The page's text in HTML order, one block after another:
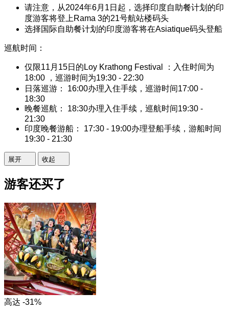
请注意，从2024年6月1日起，选择印度自助餐计划的印
度游客将登上Rama 3的21号航站楼码头
选择国际自助餐计划的印度游客将在Asiatique码头登船
巡航时间：
仅限11月15日的Loy Krathong Festival ：入住时间为
18:00 ，巡游时间为19:30 - 22:30
日落巡游： 16:00办理入住手续，巡游时间17:00 -
18:30
晚餐巡航： 18:30办理入住手续，巡航时间19:30 -
21:30
印度晚餐游船： 17:30 - 19:00办理登船手续，游船时间
19:30 - 21:30
展开 收起
游客还买了
高达 -31%